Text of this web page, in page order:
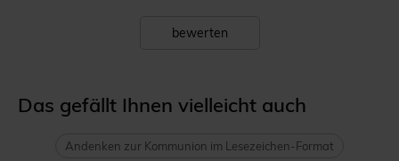
bewerten
Das gefällt Ihnen vielleicht auch
Andenken zur Kommunion im Lesezeichen-Format